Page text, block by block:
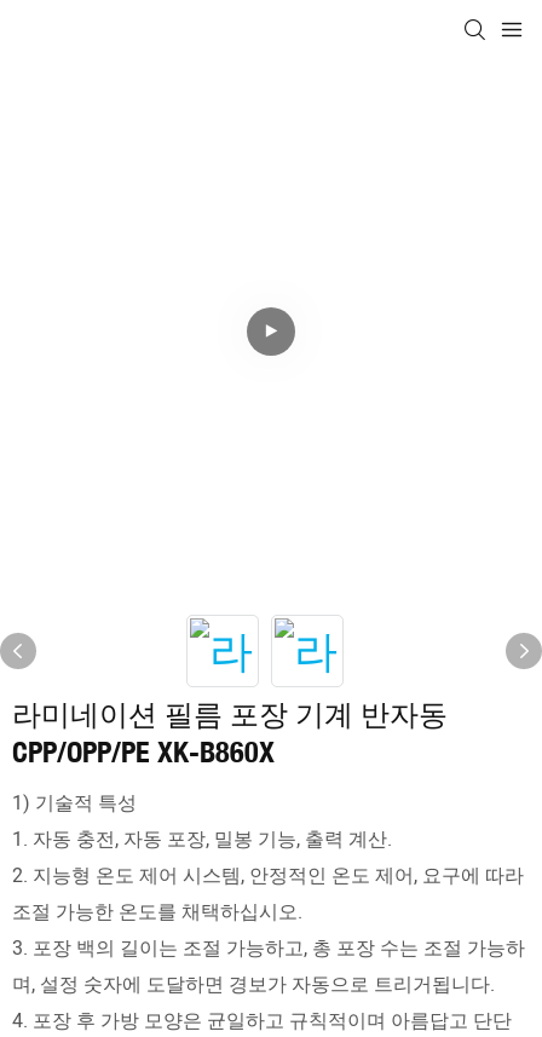
라미네이션 필름 포장 기계 반자동
CPP/OPP/PE XK-B860X
1) 기술적 특성
1. 자동 충전, 자동 포장, 밀봉 기능, 출력 계산.
2. 지능형 온도 제어 시스템, 안정적인 온도 제어, 요구에 따라
조절 가능한 온도를 채택하십시오.
3. 포장 백의 길이는 조절 가능하고, 총 포장 수는 조절 가능하
며, 설정 숫자에 도달하면 경보가 자동으로 트리거됩니다.
4. 포장 후 가방 모양은 균일하고 규칙적이며 아름답고 단단